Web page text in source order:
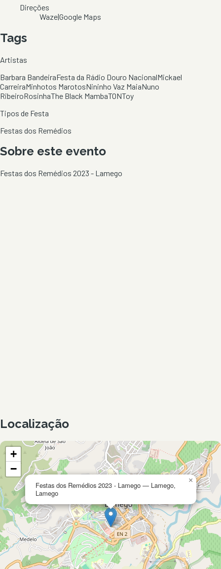
Direções
Waze|Google Maps
Tags
Artistas
Barbara BandeiraFesta da Rádio Douro NacionalMickael
CarreiraMinhotos MarotosNininho Vaz MaiaNuno
RibeiroRosinhaThe Black MambaTONToy
Tipos de Festa
Festas dos Remédios
Sobre este evento
Festas dos Remédios 2023 - Lamego
Localização
Festas dos Remédios 2023 - Lamego — Lamego,
Lamego
×
+
−